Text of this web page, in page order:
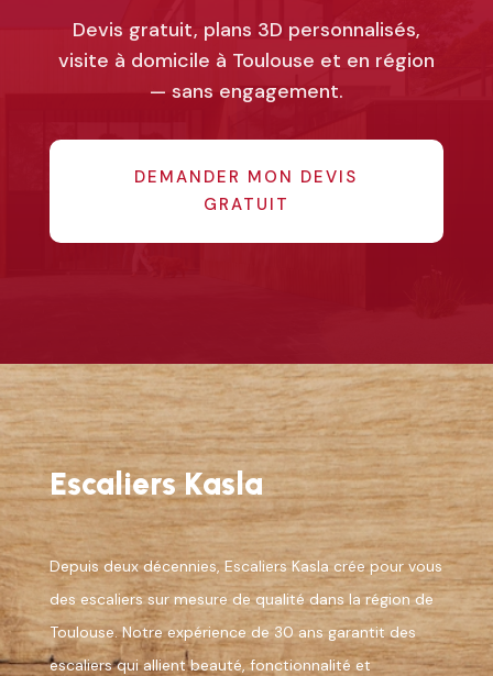
Devis gratuit, plans 3D personnalisés,
visite à domicile à Toulouse et en région
— sans engagement.
DEMANDER MON DEVIS
GRATUIT
Escaliers Kasla
Depuis deux décennies, Escaliers Kasla crée pour vous
des escaliers sur mesure de qualité dans la région de
Toulouse. Notre expérience de 30 ans garantit des
escaliers qui allient beauté, fonctionnalité et